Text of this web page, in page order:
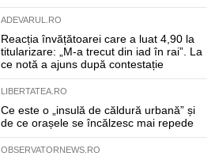
ADEVARUL.RO
Reacția învățătoarei care a luat 4,90 la
titularizare: „M-a trecut din iad în rai”. La
ce notă a ajuns după contestație
LIBERTATEA.RO
Ce este o „insulă de căldură urbană” și
de ce orașele se încălzesc mai repede
OBSERVATORNEWS.RO